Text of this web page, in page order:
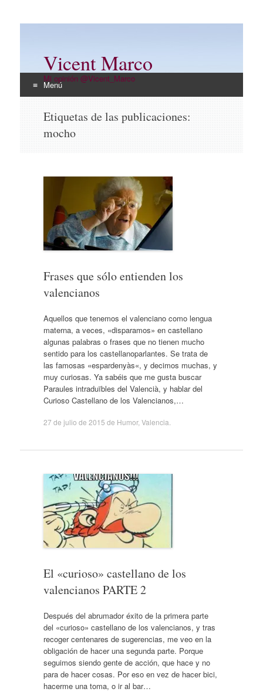
Vicent Marco
Mi opinión @Vicent_Marco
Menú
contenido
Etiquetas de las publicaciones:
mocho
Frases que sólo entienden los
valencianos
Aquellos que tenemos el valenciano como lengua
materna, a veces, «disparamos» en castellano
algunas palabras o frases que no tienen mucho
sentido para los castellanoparlantes. Se trata de
las famosas «espardenyàs«, y decimos muchas, y
muy curiosas. Ya sabéis que me gusta buscar
Paraules intraduïbles del Valencià, y hablar del
Curioso Castellano de los Valencianos,…
27 de julio de 2015 de Humor, Valencia
El «curioso» castellano de los
valencianos PARTE 2
Después del abrumador éxito de la primera parte
del «curioso» castellano de los valencianos, y tras
recoger centenares de sugerencias, me veo en la
obligación de hacer una segunda parte. Porque
seguimos siendo gente de acción, que hace y no
para de hacer cosas. Por eso en vez de hacer bici,
hacerme una toma, o ir al bar…